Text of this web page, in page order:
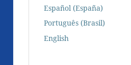
Español (España)
Português (Brasil)
English